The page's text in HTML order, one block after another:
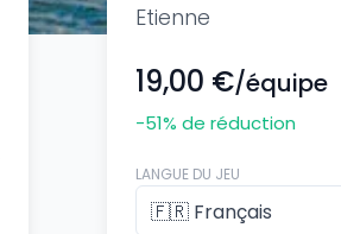
Etienne
19,00 €/équipe
-51% de réduction
LANGUE DU JEU